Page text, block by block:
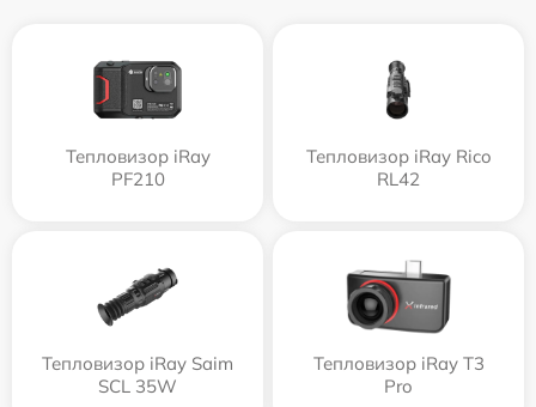
Тепловизор iRay
PF210
Тепловизор iRay Rico
RL42
Тепловизор iRay Saim
SCL 35W
Тепловизор iRay T3
Pro